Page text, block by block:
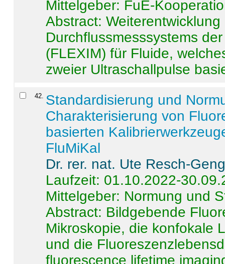
Mittelgeber: FuE-
Abstract:
Durchflussmesssystems
(FLEXIM) für Fluide,
zweier Ultraschallpulse
42. Standardisierung und
Charakterisierung von
basierten
FluMiKal
Dr. rer. nat. Ute Resch-
Laufzeit: 01.10.2022-
Mittelgeber: Normung und
Abstract: Bildgebende
Mikroskopie, die konfokale
und die
fluorescence lifetime